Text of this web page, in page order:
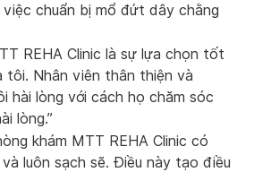
chuẩn bị mổ đứt dây chằng
REHA Clinic là sự lựa chọn tốt
tôi. Nhân viên thân thiện và
hài lòng với cách họ chăm sóc
lòng.”
khám MTT REHA Clinic có
luôn sạch sẽ. Điều này tạo điều